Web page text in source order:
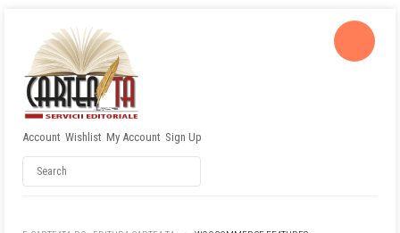
Account Wishlist My Account Sign Up